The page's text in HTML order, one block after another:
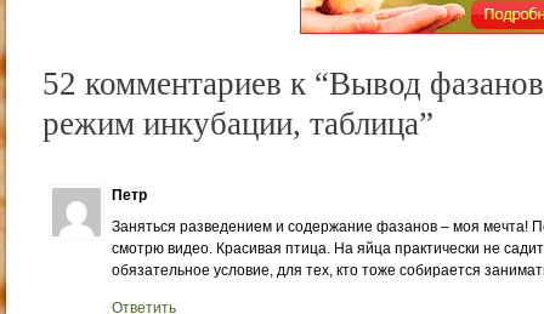
52 комментариев к “Вывод
режим инкубации, таблица”
Петр
Заняться разведением и содержание фазанов – моя мечта!
смотрю видео. Красивая птица. На яйца практически не
обязательное условие, для тех, кто тоже собирается
Ответить